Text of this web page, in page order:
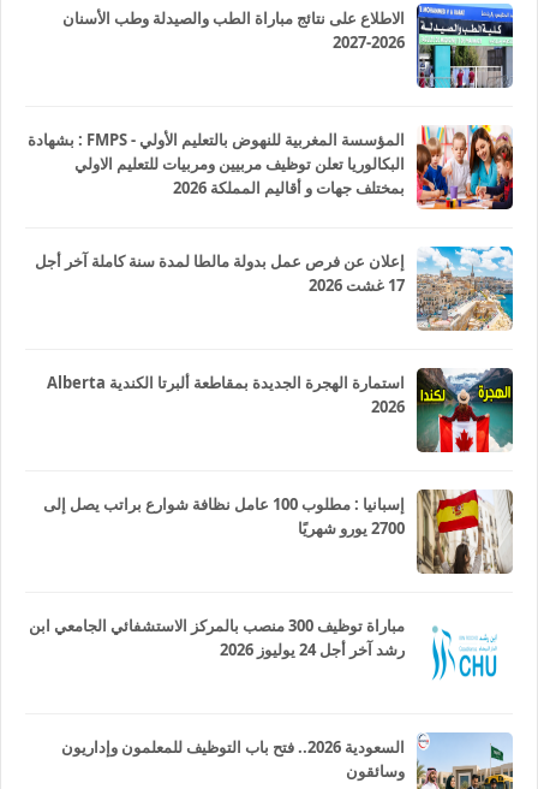
الاطلاع على نتائج مباراة الطب والصيدلة وطب الأسنان
2026-2027
المؤسسة المغربية للنهوض بالتعليم الأولي - FMPS : بشهادة
البكالوريا تعلن توظيف مربيين ومربيات للتعليم الاولي
بمختلف جهات و أقاليم المملكة 2026
إعلان عن فرص عمل بدولة مالطا لمدة سنة كاملة آخر أجل
17 غشت 2026
استمارة الهجرة الجديدة بمقاطعة ألبرتا الكندية Alberta
2026
إسبانيا : مطلوب 100 عامل نظافة شوارع براتب يصل إلى
2700 يورو شهريًا
مباراة توظيف 300 منصب بالمركز الاستشفائي الجامعي ابن
رشد آخر أجل 24 يوليوز 2026
السعودية 2026.. فتح باب التوظيف للمعلمون وإداريون
وسائقون